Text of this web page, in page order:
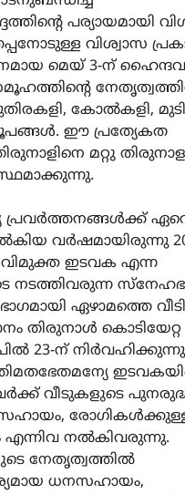
പര്യായമായി
വിശ്വാസ
മെയ് 3-ന് ഹൈന്ദവ
കോൽകളി,
ഈ പ്രത്യേകത
മറ്റു
പ്രവർത്തനങ്ങൾക്ക്
വർഷമായിരുന്നു
ഇടവക എന്ന
നടത്തിവരുന്ന
ഏഴാമത്തെ
തിരുനാൾ കൊടിയേറ്റ
23-ന്
വീടുകളുടെ
നൽകിവരുന്നു.
നേതൃത്വത്തിൽ
ധനസഹായം,